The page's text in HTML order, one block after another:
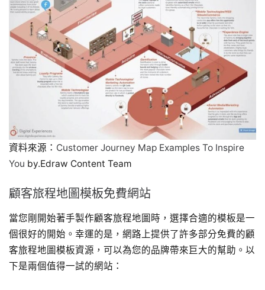
資料來源： Customer Journey Map Examples To Inspire
You by.Edraw Content Team
顧客旅程地圖模板免費網站
當您剛開始著手製作顧客旅程地圖時，選擇合適的模板是一
個很好的開始。幸運的是，網路上提供了許多部分免費的顧
客旅程地圖模板資源，可以為您的品牌帶來巨大的幫助。以
下是兩個值得一試的網站：